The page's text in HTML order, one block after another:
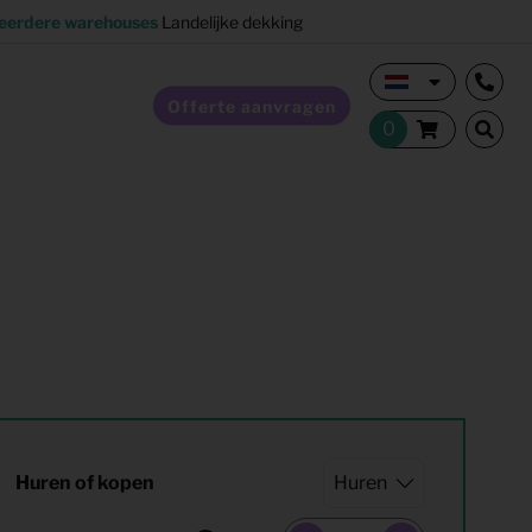
warehouses Landelijke dekking
Offerte aanvragen
Studentenhuisvesting
Co-living
Huren of kopen